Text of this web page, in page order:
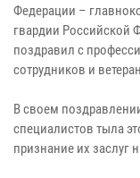
Федерации –
гвардии Российской
поздравил с
сотрудников и
В своем
специалистов тыла
признание их заслуг